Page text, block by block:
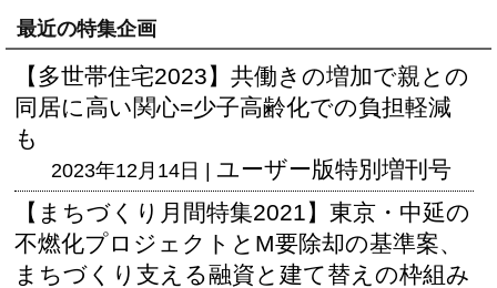
最近の特集企画
【多世帯住宅2023】共働きの増加で親との
同居に高い関心=少子高齢化での負担軽減
も
2023年12月14日 | ユーザー版特別増刊号
【まちづくり月間特集2021】東京・中延の
不燃化プロジェクトとM要除却の基準案、
まちづくり支える融資と建て替えの枠組み